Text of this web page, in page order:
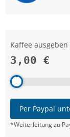
Kaffee
3,00 €
Per Paypal
*Weiterleitung zu